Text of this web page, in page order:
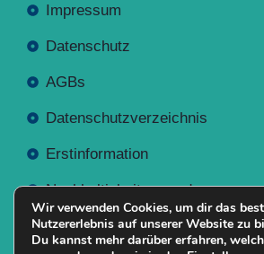
Impressum
Datenschutz
AGBs
Datenschutzverzeichnis
Erstinformation
Nachhaltigkeitsverordnung
Wir verwenden Cookies, um dir das
Nutzererlebnis auf unserer Website zu
Du kannst mehr darüber erfahren,